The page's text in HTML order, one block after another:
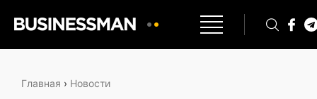
Главная › Новости